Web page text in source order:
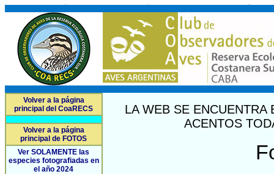
Volver a la página
principal del CoaRECS
Volver a la página
principal de FOTOS
Ver SOLAMENTE las
especies fotografiadas en
el año 2024
LA WEB SE
ACENTOS